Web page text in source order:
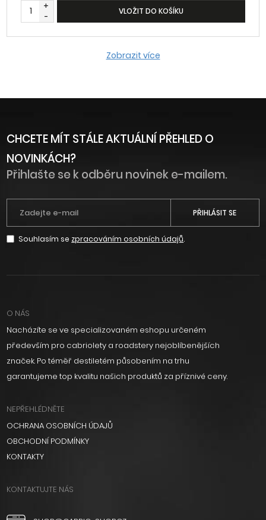
+
-
VLOŽIT DO KOŠÍKU
Zobrazit více
CHCETE MÍT STÁLE AKTUÁLNÍ PŘEHLED O
NOVINKÁCH?
Přihlašte se k odběru novinek e-mailem.
PŘIHLÁSIT SE
Souhlasím se zpracováním osobních údajů.
O NÁS
Nacházíte se ve specializovaném eshopu určeném
především pro cabriolety a roadstery nejoblíbenějších
značek. Po téměř destiletém působením na trhu
garantujeme top kvalitu našich produktů za příznivé ceny.
NEPŘEHLÉDNĚTE
OCHRANA OSOBNÍCH ÚDAJŮ
OBCHODNÍ PODMÍNKY
KONTAKTY
KONTAKTUJTE NÁS